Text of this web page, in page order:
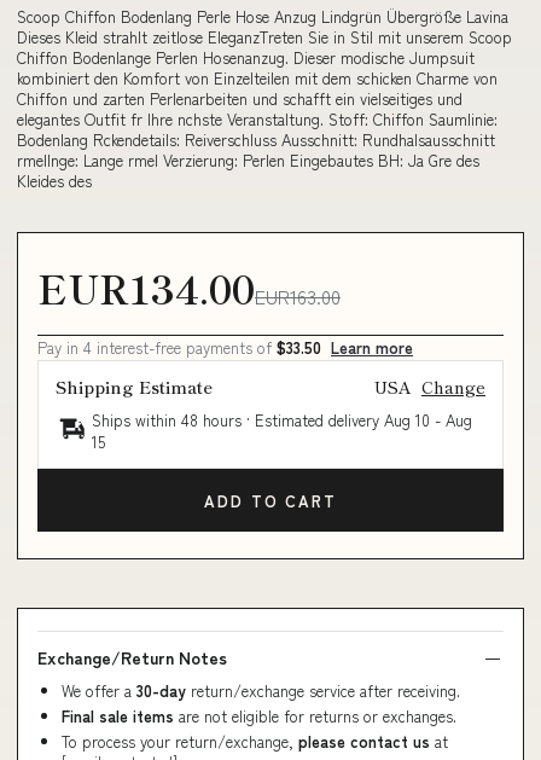
Scoop Chiffon Bodenlang Perle Hose Anzug Lindgrün Übergröße Lavina
Dieses Kleid strahlt zeitlose EleganzTreten Sie in Stil mit unserem Scoop
Chiffon Bodenlange Perlen Hosenanzug. Dieser modische Jumpsuit
kombiniert den Komfort von Einzelteilen mit dem schicken Charme von
Chiffon und zarten Perlenarbeiten und schafft ein vielseitiges und
elegantes Outfit fr Ihre nchste Veranstaltung. Stoff: Chiffon Saumlinie:
Bodenlang Rckendetails: Reiverschluss Ausschnitt: Rundhalsausschnitt
rmellnge: Lange rmel Verzierung: Perlen Eingebautes BH: Ja Gre des
Kleides des
EUR134.00EUR163.00
Pay in 4 interest-free payments of $33.50 Learn more
Shipping Estimate USA Change
Ships within 48 hours · Estimated delivery Aug 10 - Aug
15
ADD TO CART
Exchange/Return Notes
We offer a 30-day return/exchange service after receiving.
Final sale items are not eligible for returns or exchanges.
To process your return/exchange, please contact us at